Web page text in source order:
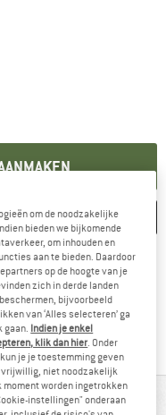
wordt geopend in een
VERGELIJKEN
Vind hier de
hier!
om de noodzakelijke
bieden we bijkomende
om inhouden en
aan te bieden. Daardoor
op de hoogte van je
zich in derde landen
bijvoorbeeld
van ‘Alles selecteren’ ga
gaan. Indien je enkel
klik dan hier . Onder
je je toestemming geven
niet noodzakelijk
moment worden ingetrokken
instellingen" onderaan